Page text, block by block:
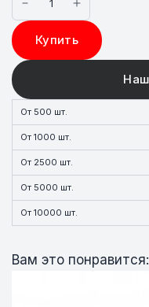
Купить
От 500 шт.
От 1000 шт.
От 2500 шт.
От 5000 шт.
От 10000 шт.
Вам это понравится: